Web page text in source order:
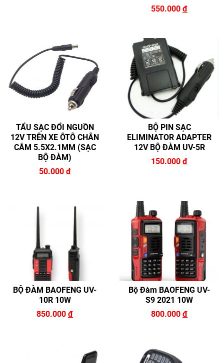
550.000 đ
TẨU SẠC ĐỔI NGUỒN
12V TRÊN XE ÔTÔ CHÂN
CẮM 5.5X2.1MM (SẠC
BỘ ĐÀM)
50.000 đ
BỘ PIN SẠC
ELIMINATOR ADAPTER
12V BỘ ĐÀM UV-5R
150.000 đ
BỘ ĐÀM BAOFENG UV-
10R 10W
850.000 đ
Bộ Đàm BAOFENG UV-
S9 2021 10W
800.000 đ
HOÀN THÀNH
Đăng ký tư vấn trực tiếp 24/7:
zalo
0946.68.0946